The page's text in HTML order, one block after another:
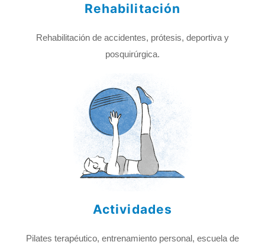
Rehabilitación
Rehabilitación de accidentes, prótesis, deportiva y
posquirúrgica.
Actividades
Pilates terapéutico, entrenamiento personal, escuela de